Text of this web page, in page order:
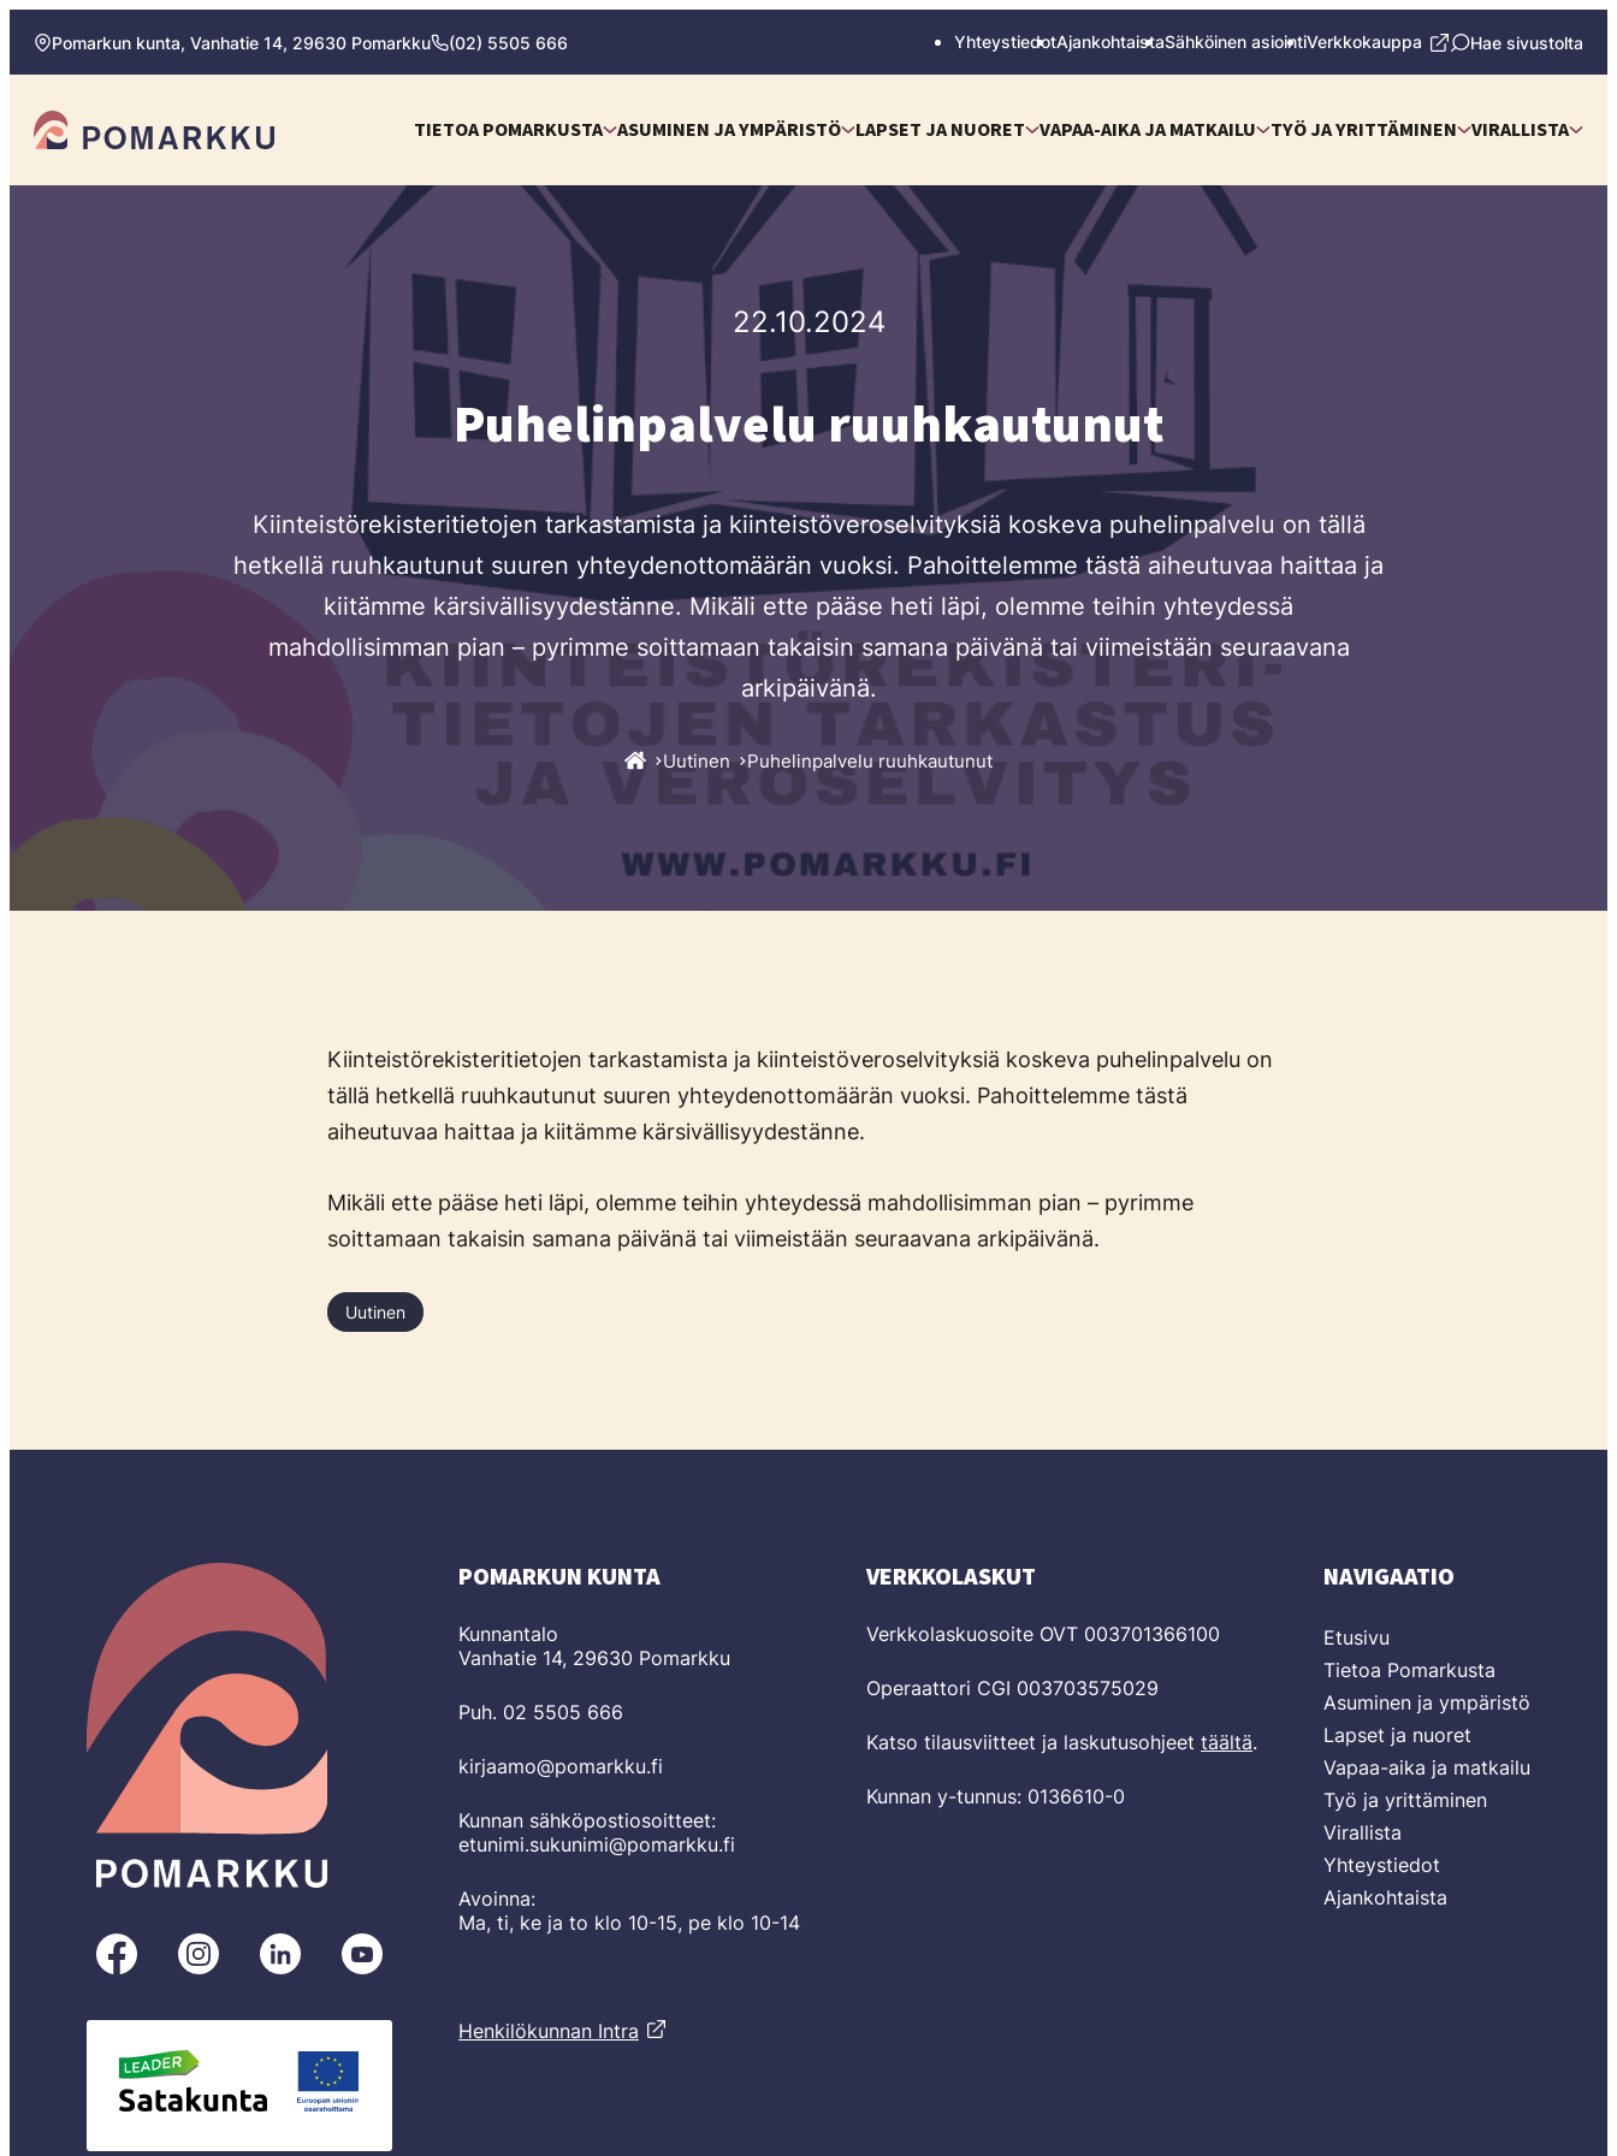
Siirry
suoraan
sisältöön
Pomarkun kunta, Vanhatie 14, 29630 Pomarkku (02) 5505 666 YhteystiedotAjankohtaistaSähköinen asiointiVerkkokauppa Hae sivustolta
Pomarkun kunta
TIETOA POMARKUSTA ASUMINEN JA YMPÄRISTÖ LAPSET JA NUORET VAPAA-AIKA JA MATKAILU TYÖ JA YRITTÄMINEN VIRALLISTA
22.10.2024
Puhelinpalvelu ruuhkautunut
Kiinteistörekisteritietojen tarkastamista ja kiinteistöveroselvityksiä koskeva puhelinpalvelu on tällä
hetkellä ruuhkautunut suuren yhteydenottomäärän vuoksi. Pahoittelemme tästä aiheutuvaa haittaa ja
kiitämme kärsivällisyydestänne. Mikäli ette pääse heti läpi, olemme teihin yhteydessä
mahdollisimman pian – pyrimme soittamaan takaisin samana päivänä tai viimeistään seuraavana
arkipäivänä.
Uutinen Puhelinpalvelu ruuhkautunut
Kiinteistörekisteritietojen tarkastamista ja kiinteistöveroselvityksiä koskeva puhelinpalvelu on
tällä hetkellä ruuhkautunut suuren yhteydenottomäärän vuoksi. Pahoittelemme tästä
aiheutuvaa haittaa ja kiitämme kärsivällisyydestänne.
Mikäli ette pääse heti läpi, olemme teihin yhteydessä mahdollisimman pian – pyrimme
soittamaan takaisin samana päivänä tai viimeistään seuraavana arkipäivänä.
Uutinen
Pomarkku
Facebookissa
Pomarkku
Instagramissa
Pomarkku
LinkedInissä
POMARKUN KUNTA
Kunnantalo
Vanhatie 14, 29630 Pomarkku
Puh. 02 5505 666
kirjaamo@pomarkku.fi
Kunnan sähköpostiosoitteet:
etunimi.sukunimi@pomarkku.fi
Avoinna:
Ma, ti, ke ja to klo 10-15, pe klo 10-14
Henkilökunnan Intra
VERKKOLASKUT
Verkkolaskuosoite OVT 003701366100
Operaattori CGI 003703575029
Katso tilausviitteet ja laskutusohjeet täältä.
Kunnan y-tunnus: 0136610-0
NAVIGAATIO
Etusivu
Tietoa Pomarkusta
Asuminen ja ympäristö
Lapset ja nuoret
Vapaa-aika ja matkailu
Työ ja yrittäminen
Virallista
Yhteystiedot
Ajankohtaista